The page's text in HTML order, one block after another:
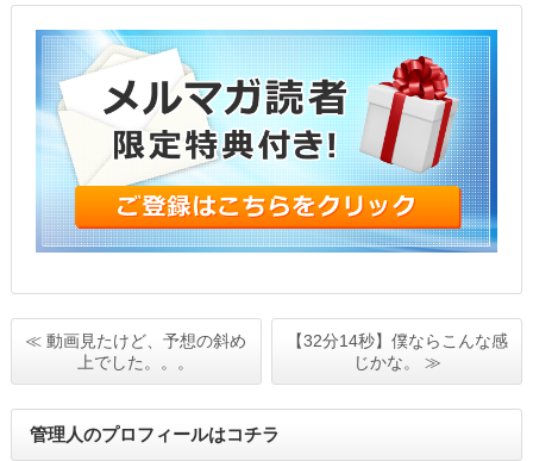
≪ 動画見たけど、予想の斜め
上でした。。。
【32分14秒】僕ならこんな感
じかな。 ≫
管理人のプロフィールはコチラ